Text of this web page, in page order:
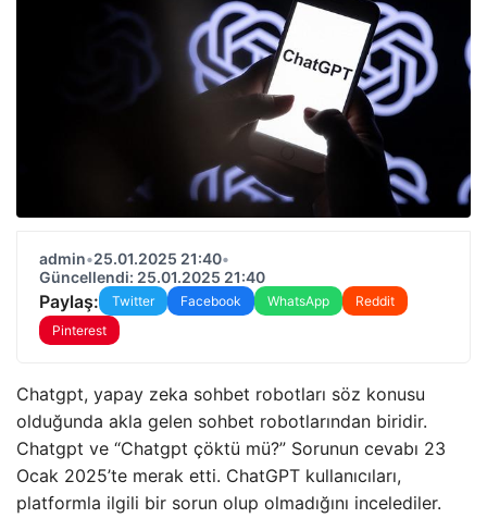
admin•25.01.2025 21:40•
Güncellendi: 25.01.2025 21:40
Paylaş: Twitter Facebook WhatsApp
Reddit
Pinterest
Chatgpt, yapay zeka sohbet robotları söz konusu
olduğunda akla gelen sohbet robotlarından biridir.
Chatgpt ve “Chatgpt çöktü mü?” Sorunun cevabı 23
Ocak 2025’te merak etti. ChatGPT kullanıcıları,
platformla ilgili bir sorun olup olmadığını incelediler.